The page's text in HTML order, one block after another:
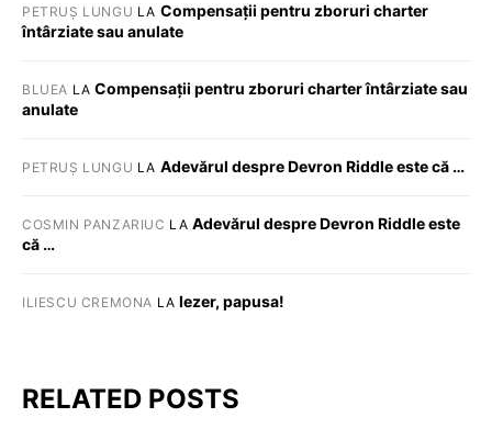
PETRUȘ LUNGU LA Compensații pentru zboruri charter
întârziate sau anulate
BLUEA LACompensații pentru zboruri charter întârziate sau
anulate
PETRUȘ LUNGU LA Adevărul despre Devron Riddle este că …
COSMIN PANZARIUC LA Adevărul despre Devron Riddle este
că …
ILIESCU CREMONA LA Iezer, papusa!
RELATED POSTS